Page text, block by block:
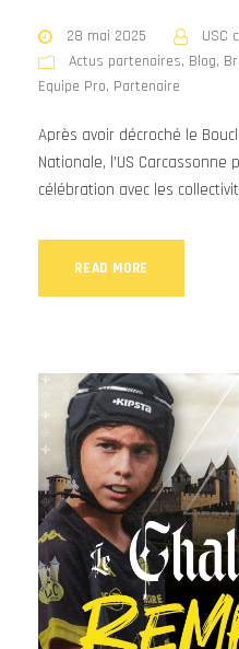
28 mai 2025
USC
Actus partenaires, Blog,
Equipe Pro, Partenaire
Après avoir décroché le
Nationale, l’US
célébration avec les
READ MORE